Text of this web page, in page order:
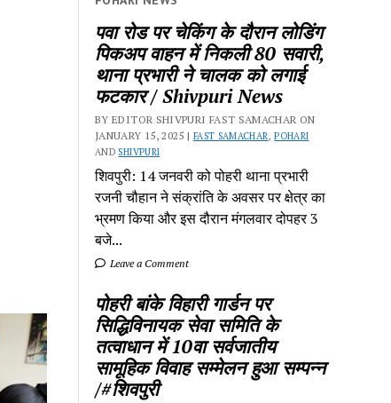
पवा रोड पर चेकिंग के दौरान लोडिंग
पिकअप वाहन में निकली 80 सवारी,
थाना प्रभारी ने चालक को लगाई
फटकार / Shivpuri News
BY EDITOR SHIVPURI FAST SAMACHAR ON
JANUARY 15, 2025 | FAST SAMACHAR,POHARI
AND SHIVPURI
शिवपुरी: 14 जनवरी को पोहरी थाना प्रभारी
रजनी चौहान ने संक्रांति के अवसर पर क्षेत्र का
भ्रमण किया और इस दौरान मंगलवार दोपहर 3
बजे...
Leave a Comment
पोहरी बांके विहारी गार्डन पर
सिद्धिविनायक सेवा समिति के
तत्वाधान में 10वा सर्वजातीय
सामूहिक विवाह सम्मेलन हुआ सम्पन्न
/#शिवपुरी